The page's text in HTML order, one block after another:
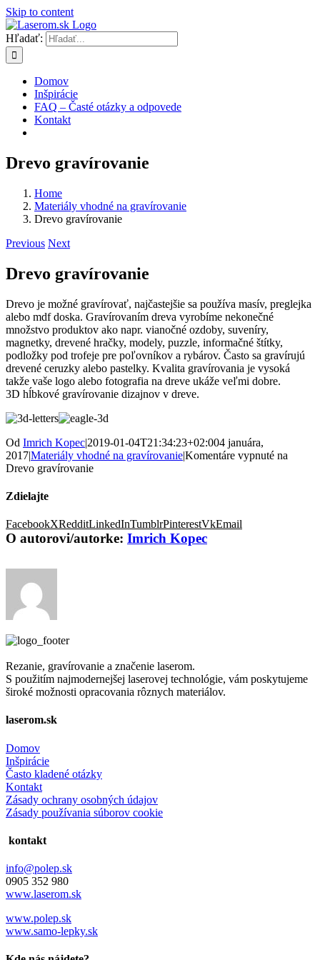
Skip to content
Hľadať:
Domov
Inšpirácie
FAQ – Časté otázky a odpovede
Kontakt
Drevo gravírovanie
Home
Materiály vhodné na gravírovanie
Drevo gravírovanie
Previous Next
Drevo gravírovanie
Drevo je možné gravírovať, najčastejšie sa používa masív, preglejka
alebo mdf doska. Gravírovaním dreva vyrobíme nekonečné
množstvo produktov ako napr. vianočné ozdoby, suveníry,
magnetky, drevené hračky, modely, puzzle, informačné štítky,
podložky pod trofeje pre poľovníkov a rybárov. Často sa gravírujú
drevené ceruzky alebo pastelky. Kvalita gravírovania je vysoká
takže vaše logo alebo fotografia na dreve ukáže veľmi dobre.
3D hĺbkové gravírovanie dizajnov v dreve.
Od Imrich Kopec|2019-01-04T21:34:23+02:004 januára,
2017|Materiály vhodné na gravírovanie|Komentáre vypnuté na
Drevo gravírovanie
Zdielajte
FacebookXRedditLinkedInTumblrPinterestVkEmail
O autorovi/autorke: Imrich Kopec
Rezanie, gravírovanie a značenie laserom.
S použitím najmodernejšej laserovej technológie, vám poskytujeme
široké možnosti opracovania rôznych materiálov.
laserom.sk
Domov
Inšpirácie
Často kladené otázky
Kontakt
Zásady ochrany osobných údajov
Zásady používania súborov cookie
kontakt
info@polep.sk
0905 352 980
www.laserom.sk
www.polep.sk
www.samo-lepky.sk